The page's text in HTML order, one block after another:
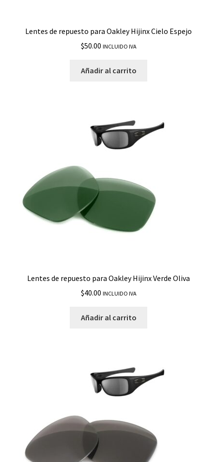
Lentes de repuesto para Oakley Hijinx Cielo Espejo
$50.00 INCLUIDO IVA
Añadir al carrito
Lentes de repuesto para Oakley Hijinx Verde Oliva
$40.00 INCLUIDO IVA
Añadir al carrito